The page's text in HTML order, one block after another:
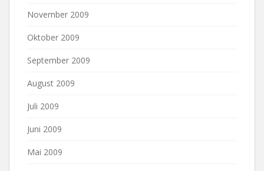
November 2009
Oktober 2009
September 2009
August 2009
Juli 2009
Juni 2009
Mai 2009